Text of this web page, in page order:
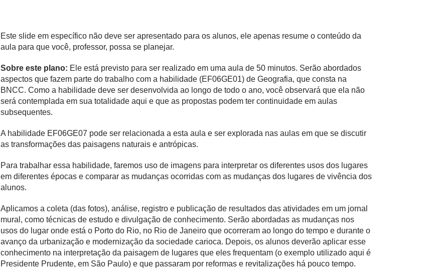
Este slide em específico não deve ser apresentado para os alunos, ele apenas resume o conteúdo da
aula para que você, professor, possa se planejar.
Sobre este plano: Ele está previsto para ser realizado em uma aula de 50 minutos. Serão abordados
aspectos que fazem parte do trabalho com a habilidade (EF06GE01) de Geografia, que consta na
BNCC. Como a habilidade deve ser desenvolvida ao longo de todo o ano, você observará que ela não
será contemplada em sua totalidade aqui e que as propostas podem ter continuidade em aulas
subsequentes.
A habilidade EF06GE07 pode ser relacionada a esta aula e ser explorada nas aulas em que se discutir
as transformações das paisagens naturais e antrópicas.
Para trabalhar essa habilidade, faremos uso de imagens para interpretar os diferentes usos dos lugares
em diferentes épocas e comparar as mudanças ocorridas com as mudanças dos lugares de vivência dos
alunos.
Aplicamos a coleta (das fotos), análise, registro e publicação de resultados das atividades em um jornal
mural, como técnicas de estudo e divulgação de conhecimento. Serão abordadas as mudanças nos
usos do lugar onde está o Porto do Rio, no Rio de Janeiro que ocorreram ao longo do tempo e durante o
avanço da urbanização e modernização da sociedade carioca. Depois, os alunos deverão aplicar esse
conhecimento na interpretação da paisagem de lugares que eles frequentam (o exemplo utilizado aqui é
Presidente Prudente, em São Paulo) e que passaram por reformas e revitalizações há pouco tempo.